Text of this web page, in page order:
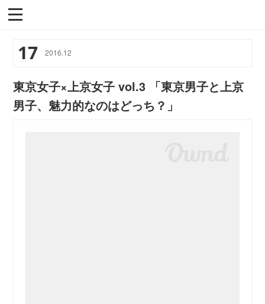
17 2016.12
東京女子×上京女子 vol.3 「東京男子と上京
男子、魅力的なのはどっち？」